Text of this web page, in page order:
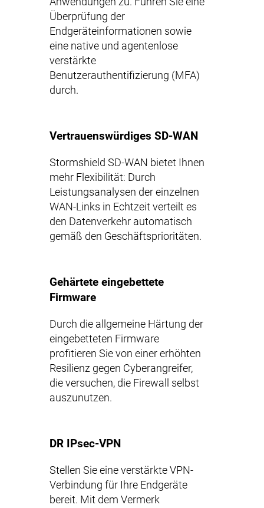
Überprüfung der
Endgeräteinformationen sowie
eine native und agentenlose
verstärkte
Benutzerauthentifizierung (MFA)
durch.
Vertrauenswürdiges SD-WAN
Stormshield SD-WAN bietet Ihnen
mehr Flexibilität: Durch
Leistungsanalysen der einzelnen
WAN-Links in Echtzeit verteilt es
den Datenverkehr automatisch
gemäß den Geschäftsprioritäten.
Gehärtete eingebettete
Firmware
Durch die allgemeine Härtung der
eingebetteten Firmware
profitieren Sie von einer erhöhten
Resilienz gegen Cyberangreifer,
die versuchen, die Firewall selbst
auszunutzen.
DR IPsec-VPN
Stellen Sie eine verstärkte VPN-
Verbindung für Ihre Endgeräte
bereit. Mit dem Vermerk